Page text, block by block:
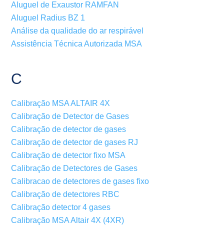
Aluguel de Exaustor RAMFAN
Aluguel Radius BZ 1
Análise da qualidade do ar respirável
Assistência Técnica Autorizada MSA
C
Calibração MSA ALTAIR 4X
Calibração de Detector de Gases
Calibração de detector de gases
Calibração de detector de gases RJ
Calibração de detector fixo MSA
Calibração de Detectores de Gases
Calibracao de detectores de gases fixo
Calibração de detectores RBC
Calibração detector 4 gases
Calibração MSA Altair 4X (4XR)